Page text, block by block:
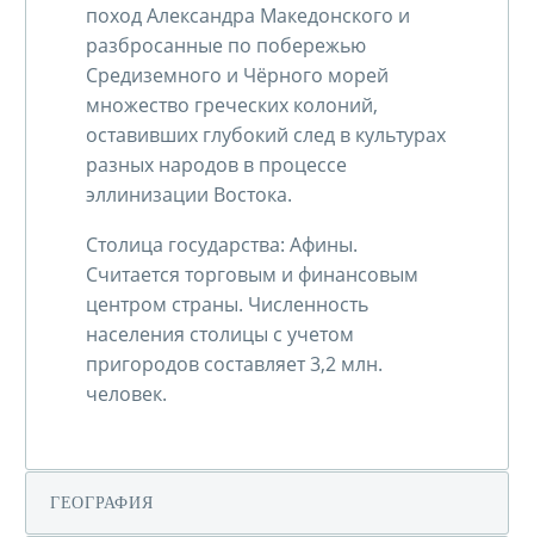
поход Александра Македонского и
разбросанные по побережью
Средиземного и Чёрного морей
множество греческих колоний,
оставивших глубокий след в культурах
разных народов в процессе
эллинизации Востока.
Столица государства: Афины.
Считается торговым и финансовым
центром страны. Численность
населения столицы с учетом
пригородов составляет 3,2 млн.
человек.
ГЕОГРАФИЯ